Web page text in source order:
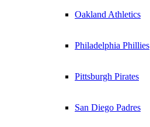
Oakland Athletics
Philadelphia Phillies
Pittsburgh Pirates
San Diego Padres